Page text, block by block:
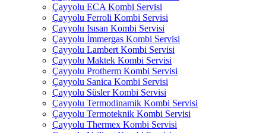
Çayyolu ECA Kombi Servisi
Çayyolu Ferroli Kombi Servisi
Çayyolu Isısan Kombi Servisi
Çayyolu İmmergas Kombi Servisi
Çayyolu Lambert Kombi Servisi
Çayyolu Maktek Kombi Servisi
Çayyolu Protherm Kombi Servisi
Çayyolu Sanica Kombi Servisi
Çayyolu Süsler Kombi Servisi
Çayyolu Termodinamik Kombi Servisi
Çayyolu Termoteknik Kombi Servisi
Çayyolu Thermex Kombi Servisi